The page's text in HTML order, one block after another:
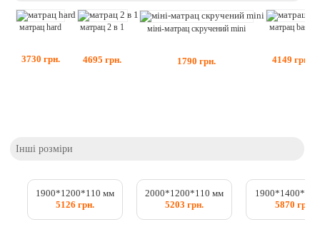
матрац hard
3730 грн.
матрац 2 в 1
4695 грн.
міні-матрац скручений mini
1790 грн.
матрац basic
4149 грн.
Інші розміри
1900*1200*110 мм
5126 грн.
2000*1200*110 мм
5203 грн.
5870 грн.